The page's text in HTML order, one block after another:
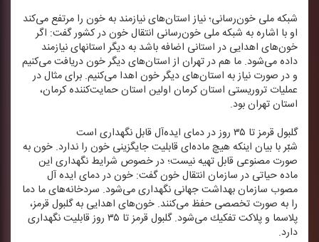
شبكه ملی خون‌رسانی؛ نیاز استان‌های نیازمند به خون را مرتفع می‌كند
او با اشاره به شبكه ملی خون‌رسانی انتقال خون در كشور گفت: اگر
خون‌های اهدایی در استانی اضافه باشد به دیگر استانهای نیازمند
داده می‌شود. ما هم در تهران از استان‌های دیگر خون دریافت می‌كنیم
و در صورت نیاز به استان‌های دیگر خون اهدا می‌كنیم. برای مثال در
عملیات تروریستی استان كرمان اولین استان حمایت‌كننده كرمان،
استان تهران بود.
گلبول قرمز تا ۳۵ روز در دمای ایده‌آل قابل نگهداری است
شبّر با بیان اینكه هیچ ماده‌ای قابلیت جایگزینی خون را ندارد. خون به
صورت مصنوعی قابل تهیه نیست؛ در خصوص شرایط نگهداری این
ماده حیاتی در سازمان انتقال خون گفت: خون در دمای ایده آل
مصوب سازمان بهداشت جهانی نگهداری می‌شود. سردخانه‌های ما دما
را به صورت تخصصی حفظ می‌كنند. خون‌های اهدایی به گلبول قرمز،
پلاسما و پلاكت تفكیك می‌شود. گلبول قرمز تا ۳۵ روز قابلیت نگهداری
دارد.